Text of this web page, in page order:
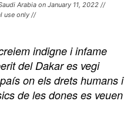
Arabia on January 11, 2022 //
use only //
indigne i infame
del Dakar es vegi
on els drets humans i
de les dones es veuen